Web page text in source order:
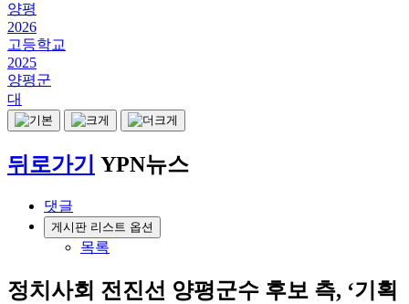
양평
2026
고등학교
2025
양평군
대
뒤로가기 YPN뉴스
댓글
게시판 리스트 옵션
목록
정치사회 전진선 양평군수 후보 측, ‘기획